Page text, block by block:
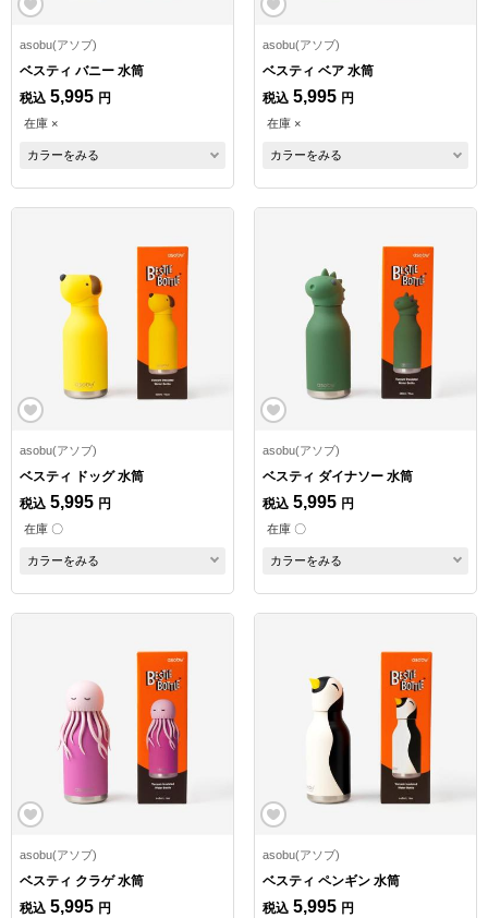
asobu(アソブ)
ベスティ バニー 水筒
税込 5,995 円
在庫 ×
カラーをみる
asobu(アソブ)
ベスティ ベア 水筒
税込 5,995 円
在庫 ×
カラーをみる
asobu(アソブ)
ベスティ ドッグ 水筒
税込 5,995 円
在庫 〇
カラーをみる
asobu(アソブ)
ベスティ ダイナソー 水筒
税込 5,995 円
在庫 〇
カラーをみる
asobu(アソブ)
ベスティ クラゲ 水筒
税込 5,995 円
asobu(アソブ)
ベスティ ペンギン 水筒
税込 5,995 円